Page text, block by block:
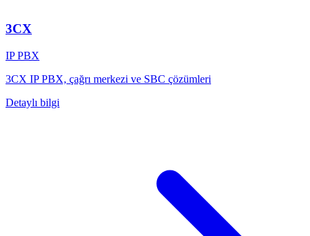
3CX
IP PBX
3CX IP PBX, çağrı merkezi ve SBC çözümleri
Detaylı bilgi